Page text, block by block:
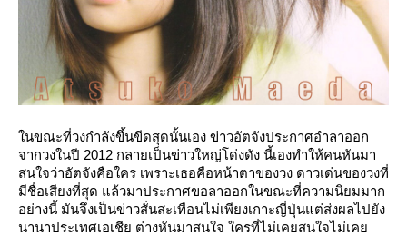
นขณะที่วงกำลังขึ้นขีดสุดนั้นเอง ข่าวอัตจังประกาศอำลาออก
จากวงในปี 2012 กลายเป็นข่าวใหญ่โด่งดัง นี้เองทำให้คนหันมา
สนใจว่าอัตจังคือใคร เพราะเธอคือหน้าตาของวง ดาวเด่นของวงที่
มีชื่อเสียงที่สุด แล้วมาประกาศขอลาออกในขณะที่ความนิยมมาก
อย่างนี้ มันจึงเป็นข่าวสั่นสะเทือนไม่เพียงเกาะญี่ปุ่นแต่ส่งผลไปยัง
นานาประเทศเอเชีย ต่างหันมาสนใจ ใครที่ไม่เคยสนใจไม่เค